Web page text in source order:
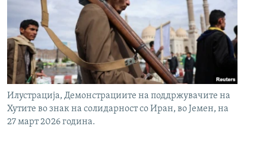
Илустрација, Демонстрациите на поддржувачите на
Хутите во знак на солидарност со Иран, во Јемен, на
27 март 2026 година.